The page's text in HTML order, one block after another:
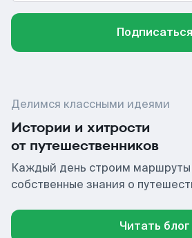
Подписаться
Делимся классными идеями
Истории и хитрости
от путешественников
Каждый день строим маршруты
собственные знания о
Читать блог